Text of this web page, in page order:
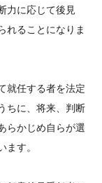
力に応じて後見
れることになりま
就任する者を法定
ちに、将来、判断
らかじめ自らが選
ます。